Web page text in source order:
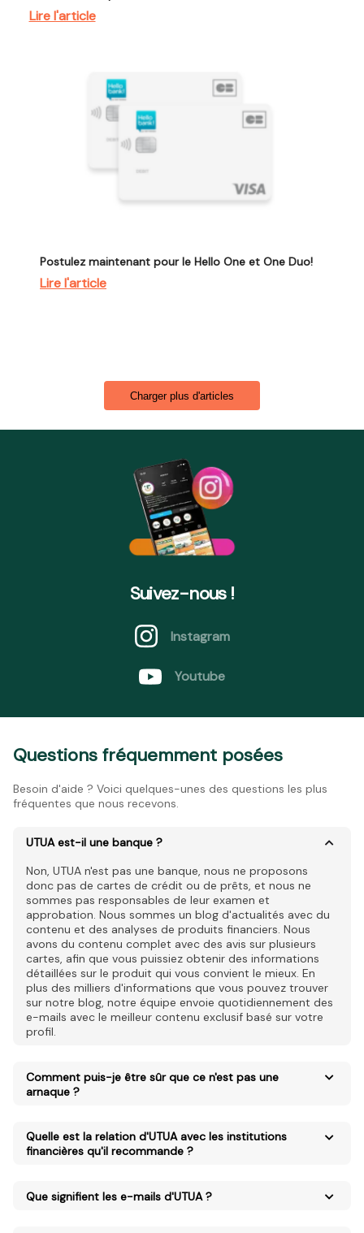
Lire l'article
Postulez maintenant pour le Hello One et One Duo!
Lire l'article
Charger plus d'articles
Suivez-nous !
Instagram
Youtube
Questions fréquemment posées
Besoin d'aide ? Voici quelques-unes des questions les plus
fréquentes que nous recevons.
UTUA est-il une banque ?
Non, UTUA n'est pas une banque, nous ne proposons
donc pas de cartes de crédit ou de prêts, et nous ne
sommes pas responsables de leur examen et
approbation. Nous sommes un blog d'actualités avec du
contenu et des analyses de produits financiers. Nous
avons du contenu complet avec des avis sur plusieurs
cartes, afin que vous puissiez obtenir des informations
détaillées sur le produit qui vous convient le mieux. En
plus des milliers d'informations que vous pouvez trouver
sur notre blog, notre équipe envoie quotidiennement des
e-mails avec le meilleur contenu exclusif basé sur votre
profil.
Comment puis-je être sûr que ce n'est pas une
arnaque ?
Quelle est la relation d'UTUA avec les institutions
financières qu'il recommande ?
Que signifient les e-mails d'UTUA ?